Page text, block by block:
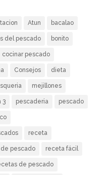
Atun bacalao
del pescado bonito
cocinar pescado
Consejos dieta
mejillones
3 pescaderia pescado
receta
pescado receta fácil
de pescado